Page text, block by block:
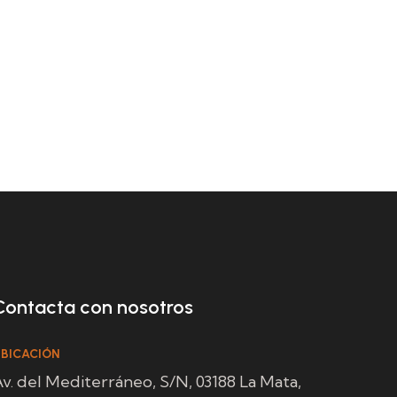
con nosotros
del Mediterráneo, S/N, 03188 La Mata,